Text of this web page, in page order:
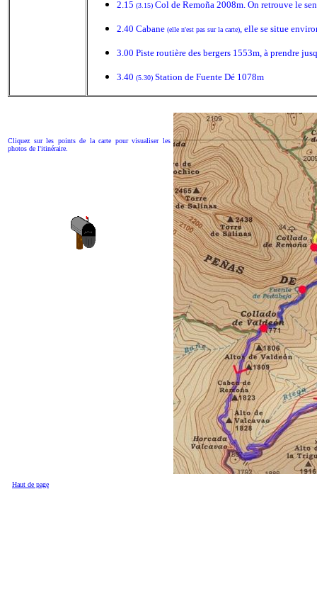
2.15 (3.15) Col de Remoña 2008m. On retrouve le
2.40 Cabane (elle n'est pas sur la carte), elle se situe
3.00 Piste routière des bergers 1553m, à prendre
3.40 (5.30) Station de Fuente Dé 1078m
Cliquez sur les points de la carte pour visualiser les
photos de l'itinéraire.
Haut de page